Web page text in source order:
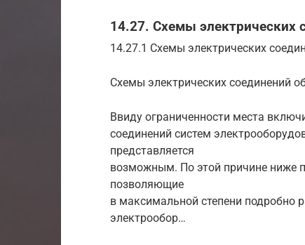
14.27. Схемы
14.27.1 Схемы электрических
Схемы электрических соединений
Ввиду ограниченности места
соединений систем
представляется
возможным. По этой причине ниже
позволяющие
в максимальной степени подробно
электрообор…